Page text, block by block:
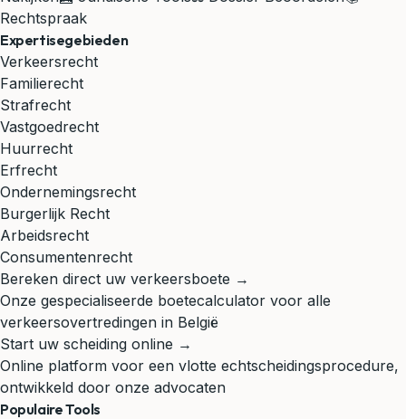
Rechtspraak
Expertisegebieden
Verkeersrecht
Familierecht
Strafrecht
Vastgoedrecht
Huurrecht
Erfrecht
Ondernemingsrecht
Burgerlijk Recht
Arbeidsrecht
Consumentenrecht
Bereken direct uw verkeersboete →
Onze gespecialiseerde boetecalculator voor alle
verkeersovertredingen in België
Start uw scheiding online →
Online platform voor een vlotte echtscheidingsprocedure,
ontwikkeld door onze advocaten
Populaire Tools